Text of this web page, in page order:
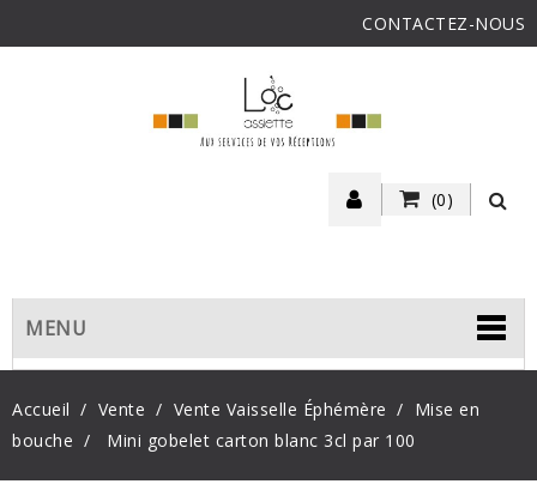
CONTACTEZ-NOUS
(0)
MENU
Accueil Vente Vente Vaisselle Éphémère
Mise en
bouche
Mini gobelet carton blanc 3cl par 100